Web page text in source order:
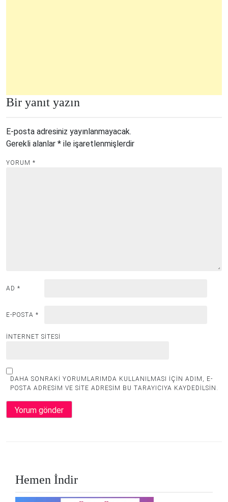
Bir yanıt yazın
E-posta adresiniz yayınlanmayacak.
Gerekli alanlar * ile işaretlenmişlerdir
YORUM *
AD *
E-POSTA *
İNTERNET SITESI
DAHA SONRAKI YORUMLARIMDA KULLANILMASI IÇIN ADIM, E-
POSTA ADRESIM VE SITE ADRESIM BU TARAYICIYA KAYDEDILSIN.
Hemen İndir